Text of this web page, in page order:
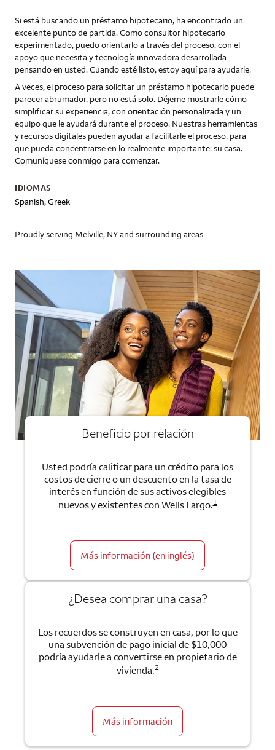
Si está buscando un préstamo hipotecario, ha encontrado un
excelente punto de partida. Como consultor hipotecario
experimentado, puedo orientarlo a través del proceso, con el
apoyo que necesita y tecnología innovadora desarrollada
pensando en usted. Cuando esté listo, estoy aquí para ayudarle.
A veces, el proceso para solicitar un préstamo hipotecario puede
parecer abrumador, pero no está solo. Déjeme mostrarle cómo
simplificar su experiencia, con orientación personalizada y un
equipo que le ayudará durante el proceso. Nuestras herramientas
y recursos digitales pueden ayudar a facilitarle el proceso, para
que pueda concentrarse en lo realmente importante: su casa.
Comuníquese conmigo para comenzar.
IDIOMAS
Spanish, Greek
Proudly serving Melville, NY and surrounding areas
Beneficio por relación
Usted podría calificar para un crédito para los
costos de cierre o un descuento en la tasa de
interés en función de sus activos elegibles
nuevos y existentes con Wells Fargo.1
Más información (en inglés)
¿Desea comprar una casa?
Los recuerdos se construyen en casa, por lo que
una subvención de pago inicial de $10,000
podría ayudarle a convertirse en propietario de
vivienda.2
Más información